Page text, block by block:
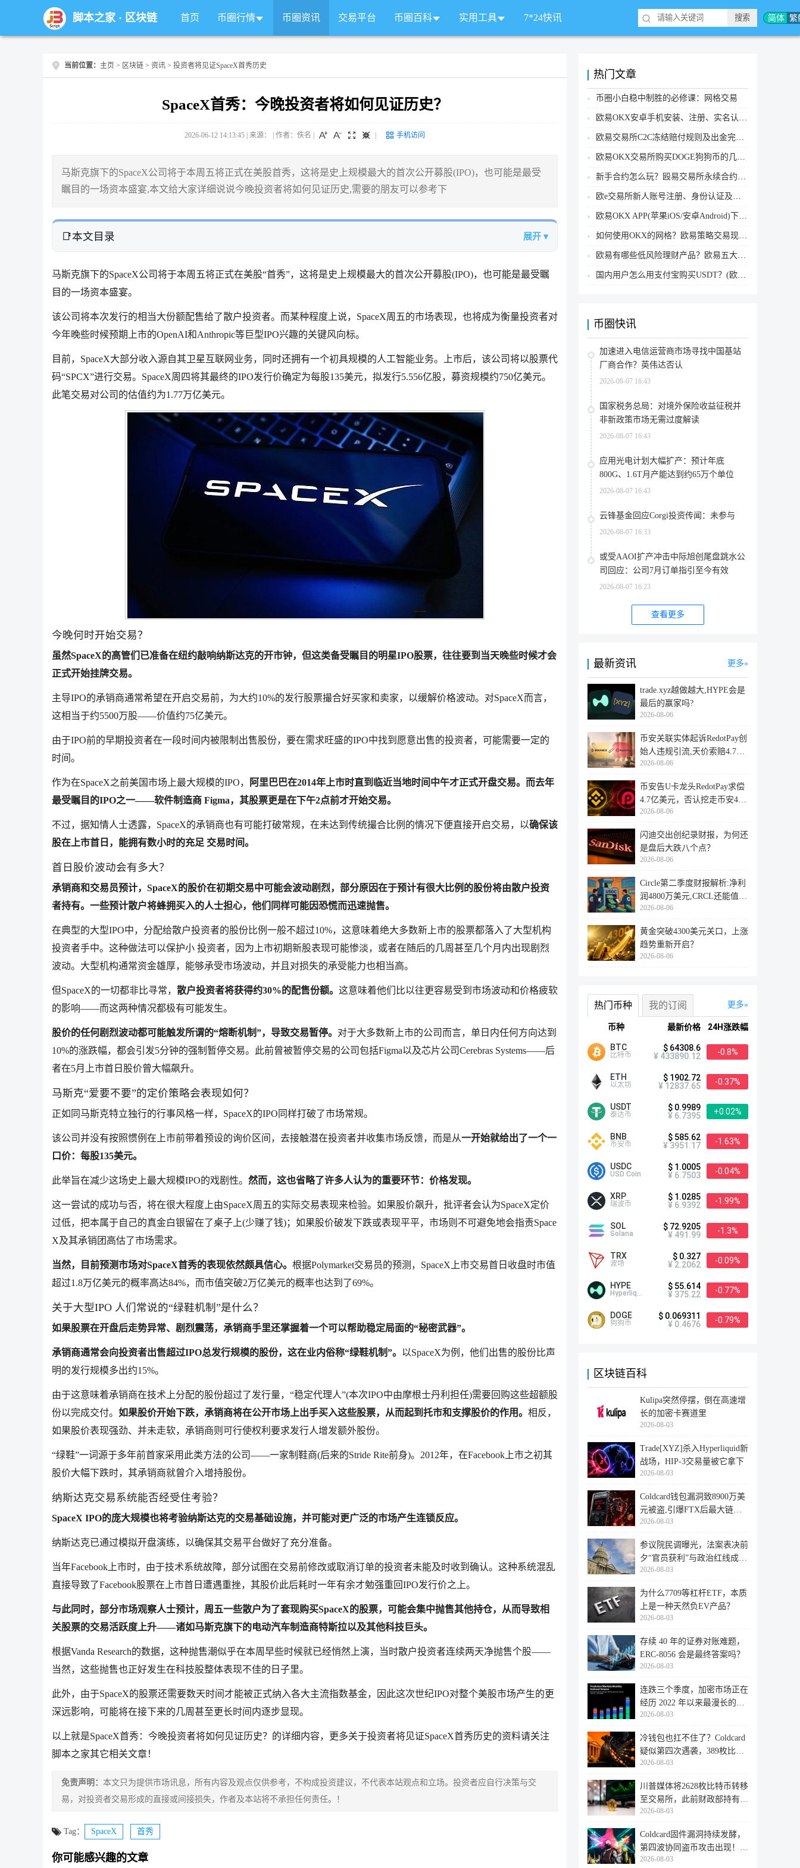
简体 繁
脚本之家· 区块链 首页 币圈行情 币圈资讯 交易平台 币圈百科 实用工具 7*24快讯
当前位置： 主页 > 区块链 > 资讯 > 投资者将见证SpaceX首秀历史
SpaceX首秀：今晚投资者将如何见证历史？
2026-06-12 14:13:45 | 来源： | 作者：佚名 手机访问
马斯克旗下的SpaceX公司将于本周五将正式在美股首秀，这将是史上规模最大的首次公开募股(IPO)，也可能是最受
瞩目的一场资本盛宴,本文给大家详细说说今晚投资者将如何见证历史,需要的朋友可以参考下
本文目录 展开 ▾
马斯克旗下的SpaceX公司将于本周五将正式在美股“首秀”，这将是史上规模最大的首次公开募股(IPO)，也可能是最受瞩
目的一场资本盛宴。
该公司将本次发行的相当大份额配售给了散户投资者。而某种程度上说，SpaceX周五的市场表现，也将成为衡量投资者对
今年晚些时候预期上市的OpenAI和Anthropic等巨型IPO兴趣的关键风向标。
目前，SpaceX大部分收入源自其卫星互联网业务，同时还拥有一个初具规模的人工智能业务。上市后，该公司将以股票代
码“SPCX”进行交易。SpaceX周四将其最终的IPO发行价确定为每股135美元，拟发行5.556亿股，募资规模约750亿美元。
此笔交易对公司的估值约为1.77万亿美元。
今晚何时开始交易？
虽然SpaceX的高管们已准备在纽约敲响纳斯达克的开市钟，但这类备受瞩目的明星IPO股票，往往要到当天晚些时候才会
正式开始挂牌交易。
主导IPO的承销商通常希望在开启交易前，为大约10%的发行股票撮合好买家和卖家，以缓解价格波动。对SpaceX而言，
这相当于约5500万股——价值约75亿美元。
由于IPO前的早期投资者在一段时间内被限制出售股份，要在需求旺盛的IPO中找到愿意出售的投资者，可能需要一定的
时间。
作为在SpaceX之前美国市场上最大规模的IPO，
阿里巴巴在2014年上市时直到临近当地时间中午才正式开盘交易。而去年
最受瞩目的IPO之一——软件制造商 Figma，其股票更是在下午2点前才开始交易。
不过，据知情人士透露，SpaceX的承销商也有可能打破常规，在未达到传统撮合比例的情况下便直接开启交易，以确保该
股在上市首日，能拥有数小时的充足 交易时间。
首日股价波动会有多大？
承销商和交易员预计，SpaceX的股价在初期交易中可能会波动剧烈，部分原因在于预计有很大比例的股份将由散户投资
者持有。一些预计散户将蜂拥买入的人士担心，他们同样可能因恐慌而迅速抛售。
在典型的大型IPO中，分配给散户投资者的股份比例一般不超过10%，这意味着绝大多数新上市的股票都落入了大型机构
投资者手中。这种做法可以保护小 投资者，因为上市初期新股表现可能惨淡，或者在随后的几周甚至几个月内出现剧烈
波动。大型机构通常资金雄厚，能够承受市场波动，并且对损失的承受能力也相当高。
但SpaceX的一切都非比寻常， 散户投资者将获得约30%的配售份额。 这意味着他们比以往更容易受到市场波动和价格疲软
的影响——而这两种情况都极有可能发生。
股价的任何剧烈波动都可能触发所谓的“熔断机制”，导致交易暂停。 对于大多数新上市的公司而言，单日内任何方向达到
10%的涨跌幅，都会引发5分钟的强制暂停交易。此前曾被暂停交易的公司包括Figma以及芯片公司Cerebras Systems——后
者在5月上市首日股价曾大幅飙升。
马斯克“爱要不要”的定价策略会表现如何？
正如同马斯克特立独行的行事风格一样，SpaceX的IPO同样打破了市场常规。
该公司并没有按照惯例在上市前带着预设的询价区间，去接触潜在投资者并收集市场反馈，而是从一开始就给出了一个一
口价：每股135美元。
此举旨在减少这场史上最大规模IPO的戏剧性。 然而，这也省略了许多人认为的重要环节：价格发现。
这一尝试的成功与否，将在很大程度上由SpaceX周五的实际交易表现来检验。如果股价飙升，批评者会认为SpaceX定价
过低，把本属于自己的真金白银留在了桌子上(少赚了钱)；如果股价破发下跌或表现平平，市场则不可避免地会指责Space
X及其承销团高估了市场需求。
当然，目前预测市场对SpaceX首秀的表现依然颇具信心。 根据Polymarket交易员的预测，SpaceX上市交易首日收盘时市值
超过1.8万亿美元的概率高达84%，而市值突破2万亿美元的概率也达到了69%。
关于大型IPO 人们常说的“绿鞋机制”是什么？
如果股票在开盘后走势异常、剧烈震荡，承销商手里还掌握着一个可以帮助稳定局面的“秘密武器”。
承销商通常会向投资者出售超过IPO总发行规模的股份，这在业内俗称“绿鞋机制”。 以SpaceX为例，他们出售的股份比声
明的发行规模多出约15%。
由于这意味着承销商在技术上分配的股份超过了发行量，“稳定代理人”(本次IPO中由摩根士丹利担任)需要回购这些超额股
份以完成交付。 如果股价开始下跌，承销商将在公开市场上出手买入这些股票，从而起到托市和支撑股价的作用。 相反，
如果股价表现强劲、并未走软，承销商则可行使权利要求发行人增发额外股份。
“绿鞋”一词源于多年前首家采用此类方法的公司——一家制鞋商(后来的Stride Rite前身)。2012年，在Facebook上市之初其
股价大幅下跌时，其承销商就曾介入增持股份。
纳斯达克交易系统能否经受住考验？
SpaceX IPO的庞大规模也将考验纳斯达克的交易基础设施，并可能对更广泛的市场产生连锁反应。
纳斯达克已通过模拟开盘演练，以确保其交易平台做好了充分准备。
当年Facebook上市时，由于技术系统故障，部分试图在交易前修改或取消订单的投资者未能及时收到确认。这种系统混乱
直接导致了Facebook股票在上市首日遭遇重挫，其股价此后耗时一年有余才勉强重回IPO发行价之上。
与此同时，部分市场观察人士预计，周五一些散户为了套现购买SpaceX的股票，可能会集中抛售其他持仓，从而导致相
关股票的交易活跃度上升——诸如马斯克旗下的电动汽车制造商特斯拉以及其他科技巨头。
根据Vanda Research的数据，这种抛售潮似乎在本周早些时候就已经悄然上演，当时散户投资者连续两天净抛售个股——
当然，这些抛售也正好发生在科技股整体表现不佳的日子里。
此外，由于SpaceX的股票还需要数天时间才能被正式纳入各大主流指数基金，因此这次世纪IPO对整个美股市场产生的更
深远影响，可能将在接下来的几周甚至更长时间内逐步显现。
以上就是SpaceX首秀：今晚投资者将如何见证历史？的详细内容，更多关于投资者将见证SpaceX首秀历史的资料请关注
脚本之家其它相关文章！
免责声明： 本文只为提供市场讯息，所有内容及观点仅供参考，不构成投资建议，不代表本站观点和立场。投资者应自行决策与交
易，对投资者交易形成的直接或间接损失，作者及本站将不承担任何责任。！
Tag： SpaceX 首秀
你可能感兴趣的文章
热门文章
币圈小白稳中制胜的必修课：网格交易
欧易OKX安卓手机安装、注册、实名认证、买币转账新手实操教程
欧易交易所C2C冻结赔付规则及出金完整流程
欧易OKX交易所购买DOGE狗狗币的几个方式汇总
新手合约怎么玩？殴易交易所永续合约操作步骤教程(APP/Web端)
欧e交易所新人账号注册、身份认证及安全设置教程
欧易OKX APP(苹果iOS/安卓Android)下载图文教程
如何使用OKX的网格？欧易策略交易现货网格新手操作流程
欧易有哪些低风险理财产品？欧易五大低风险理财产品详细介绍
国内用户怎么用支付宝购买USDT？(欧易交易所为例)
币圈快讯
加速进入电信运营商市场寻找中国基站
厂商合作？英伟达否认
2026-08-07 16:43
国家税务总局：对境外保险收益征税并
非新政策市场无需过度解读
2026-08-07 16:43
应用光电计划大幅扩产：预计年底
800G、1.6T月产能达到约65万个单位
2026-08-07 16:43
云锋基金回应Corgi投资传闻：未参与
2026-08-07 16:33
或受AAOI扩产冲击中际旭创尾盘跳水公
司回应：公司7月订单指引至今有效
2026-08-07 16:23
查看更多
最新资讯 更多
trade.xyz越做越大,HYPE会是
最后的赢家吗?
2026-08-06
币安关联实体起诉RedotPay创
始人违规引流,天价索赔4.728
亿美
2026-08-06
币安告U卡龙头RedotPay求偿
4.7亿美元，否认挖走币安47
万用户
2026-08-06
闪迪交出创纪录财报，为何还
是盘后大跌八个点？
2026-08-06
Circle第二季度财报解析:净利
润4800万美元,CRCL还能值得
投资
2026-08-06
黄金突破4300美元关口，上涨
趋势重新开启？
2026-08-06
更多
热门币种 我的订阅
币种 最新价格 24H涨跌幅
BTC
比特币
$ 64308.6
¥ 433890.12
-0.8%
ETH
以太坊
$ 1902.72
¥ 12837.65
-0.37%
USDT
泰达币
$ 0.9989
¥ 6.7395
+0.02%
BNB
币安币
$ 585.62
¥ 3951.17
-1.63%
USDC
USD Coin
$ 1.0005
¥ 6.7503
-0.04%
XRP
瑞波币
$ 1.0285
¥ 6.9392
-1.99%
SOL
Solana
$ 72.9205
¥ 491.99
-1.3%
TRX
波场
$ 0.327
¥ 2.2062
-0.09%
HYPE
Hyperliquid
$ 55.614
¥ 375.22
-0.77%
DOGE
狗狗币
$ 0.069311
¥ 0.4676
-0.79%
区块链百科
Kulipa突然停摆，倒在高速增
长的加密卡赛道里
2026-08-03
Trade[XYZ]杀入Hyperliquid新
战场，HIP-3交易量被它拿下
2026-08-03
Coldcard钱包漏洞致8900万美
元被盗,引爆FTX后最大链上
迁移潮
2026-08-03
参议院民调曝光，法案表决前
夕“官员获利”与政治红线成最
大
2026-08-03
为什么7709等杠杆ETF，本质
上是一种天然负EV产品？
2026-08-03
存续 40 年的证券对账难题，
ERC-8056 会是最终答案吗？
2026-08-03
连跌三个季度，加密市场正在
经历 2022 年以来最漫长的退
潮
2026-08-03
冷钱包也扛不住了？Coldcard
疑似第四次遇袭，389枚比特
币失
2026-08-03
川普媒体将2628枚比特币转移
至交易所，此前财政部持有的
比特
2026-08-03
Coldcard固件漏洞持续发酵，
第四波协同盗币攻击出现！
462个
2026-08-03